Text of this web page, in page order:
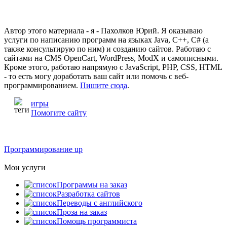
Автор этого материала - я - Пахолков Юрий. Я оказываю
услуги по написанию программ на языках Java, C++, C# (а
также консультирую по ним) и созданию сайтов. Работаю с
сайтами на CMS OpenCart, WordPress, ModX и самописными.
Кроме этого, работаю напрямую с JavaScript, PHP, CSS, HTML
- то есть могу доработать ваш сайт или помочь с веб-
программированием. Пишите сюда.
игры
Помогите сайту
Программирование up
Мои услуги
Программы на заказ
Разработка сайтов
Переводы с английского
Проза на заказ
Помощь программиста